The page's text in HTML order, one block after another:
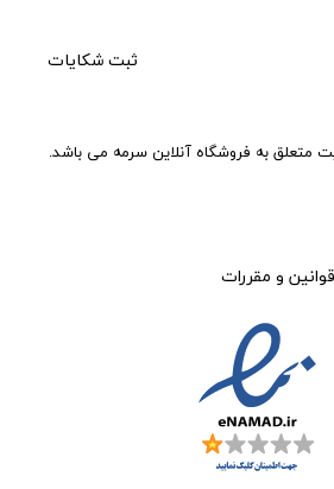
متعلق به فروشگاه آنلاین سرمه می باشد.
ثبت شکایات
قوانین و مقررات